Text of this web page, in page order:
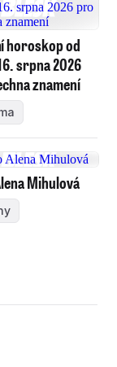
horoskop od
srpna 2026
znamení
Mihulová